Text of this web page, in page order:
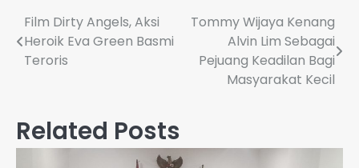
Navigasi
pos
Film Dirty Angels, Aksi
Heroik Eva Green Basmi
Teroris
Tommy Wijaya Kenang
Alvin Lim Sebagai
Pejuang Keadilan Bagi
Masyarakat Kecil
Related Posts